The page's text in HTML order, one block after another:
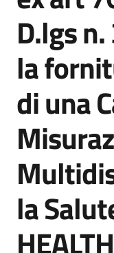
Supporto
Piattaforme
telematiche
English
site
D.lgs
la
di una
la